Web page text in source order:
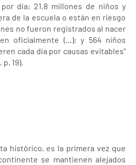
día; 21,8 millones de niños y
de la escuela o están en riesgo
no fueron registrados al nacer
oficialmente (...); y 564 niños
cada día por causas evitables"
p. 19).
histórico, es la primera vez que
se mantienen alejados